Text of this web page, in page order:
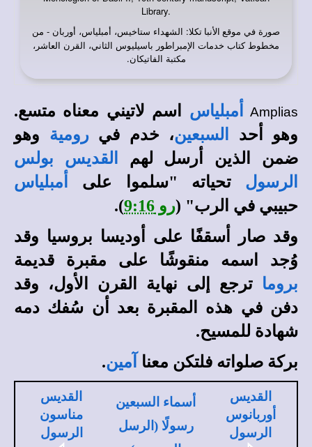
Library.
صورة في موقع الأنبا تكلا: الشهداء ستاخيس، أمبلياس، أوربان - من
مخطوط كتاب خدمات الإمبراطور باسيليوس الثاني، القرن العاشر،
مكتبة الفاتيكان.
Amplias أمبلياس اسم لاتيني معناه متسع.
وهو أحد
السبعين، خدم فيرومية وهو
ضمن الذين أرسل لهم
القديس بولس
الرسول تحياته "سلموا على
أمبلياس
حبيبي في الرب" (رو 9:16
).
وقد صار أسقفًا على أوديسا بروسيا وقد
وُجد اسمه منقوشًا على مقبرة قديمة
بروما ترجع إلى نهاية القرن الأول، وقد
دفن في هذه المقبرة بعد أن سُفك دمه
شهادة للمسيح.
بركة صلواته فلتكن معنا
آمين.
القديس
أوربانوس
الرسول
أسماء السبعين
رسولًا (الرسل
القديس
مناسون
الرسول